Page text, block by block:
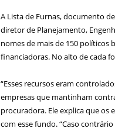
A Lista de Furnas, documento
diretor de Planejamento,
nomes de mais de 150 políticos
financiadoras. No alto de cada
“Esses recursos eram
empresas que mantinham
procuradora. Ele explica que
com esse fundo. “Caso